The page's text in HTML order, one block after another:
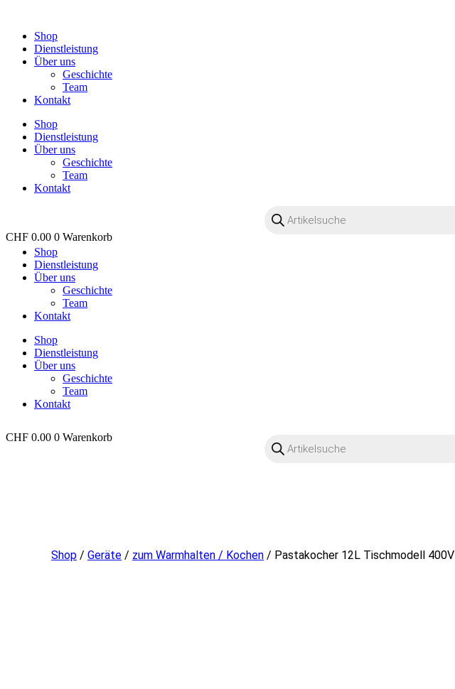
wechselnShop
Dienstleistung
Über uns
Geschichte
Team
Kontakt
Shop
Dienstleistung
Über uns
Geschichte
Team
Kontakt
Products
search
CHF 0.00 0 Warenkorb
OO
Shop
Dienstleistung
Über uns
Geschichte
Team
Kontakt
Shop
Dienstleistung
Über uns
Geschichte
Team
Kontakt
CHF 0.00 0 Warenkorb
Products
search
Shop / Geräte / zum Warmhalten / Kochen / Pastakocher 12L Tischmodell 400V